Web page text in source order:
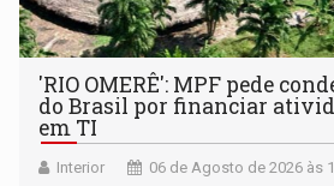
'RIO OMERÊ': MPF pede
do Brasil por financiar
em TI
Interior 06 de Agosto de 2026 às